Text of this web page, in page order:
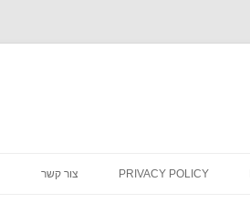
PRIVACY POLICY צור קשר